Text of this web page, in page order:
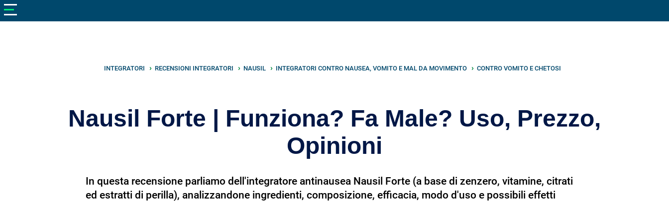
INTEGRATORI RECENSIONI INTEGRATORI NAUSIL INTEGRATORI CONTRO NAUSEA, VOMITO E MAL DA MOVIMENTO CONTRO VOMITO E CHETOSI
Nausil Forte | Funziona? Fa Male? Uso, Prezzo,
Opinioni
In questa recensione parliamo dell'integratore antinausea Nausil Forte (a base di zenzero, vitamine, citrati
ed estratti di perilla), analizzandone ingredienti, composizione, efficacia, modo d'uso e possibili effetti
V netonutrizione